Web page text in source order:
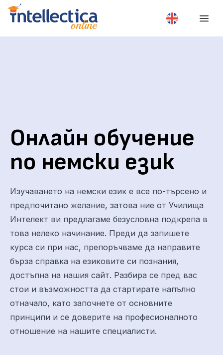
Онлайн обучение
по немски език
Изучаването на немски език е все по-търсено и
предпочитано желание, затова ние от Училища
Интелект ви предлагаме безусловна подкрепа в
това нелеко начинание. Преди да запишете
курса си при нас, препоръчваме да направите
бърза справка на езиковите си познания,
достъпна на нашия сайт. Разбира се пред вас
стои и възможността да стартирате напълно
отначало, като започнете от основните
принципи и се доверите на професионалното
отношение на нашите специалисти.